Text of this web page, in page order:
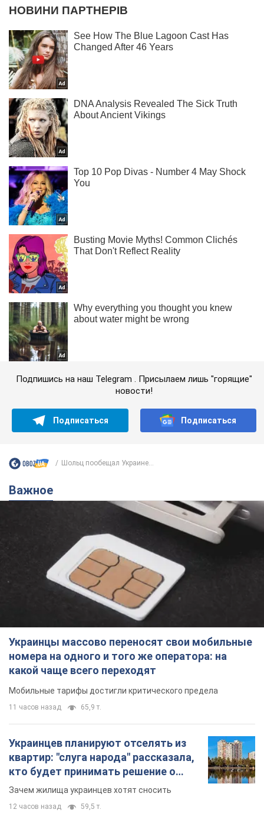
Подпишись на наш Telegram . Присылаем лишь "горящие"
новости!
Подписаться Подписаться
Шольц пообещал Украине...
Важное
Украинцы массово переносят свои мобильные
номера на одного и того же оператора: на
какой чаще всего переходят
Мобильные тарифы достигли критического предела
11 часов назад 65,9 т.
Украинцев планируют отселять из
квартир: "слуга народа" рассказала,
кто будет принимать решение о
сносе домов
Зачем жилища украинцев хотят сносить
12 часов назад 59,5 т.